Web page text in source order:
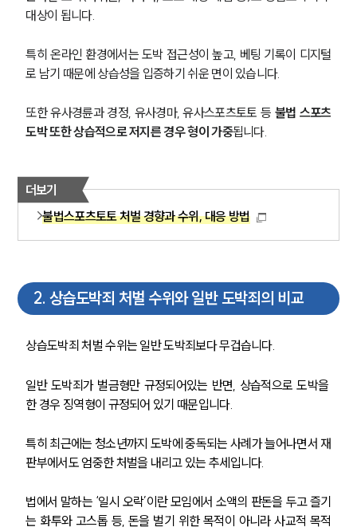
대상이 됩니다.
특히 온라인 환경에서는 도박 접근성이 높고, 베팅 기록이 디지털
로 남기 때문에 상습성을 입증하기 쉬운 면이 있습니다.
또한 유사경륜과 경정, 유사경마, 유사스포츠토토 등 불법 스포츠
도박 또한 상습적으로 저지른 경우 형이 가중됩니다.
더보기
불법스포츠토토 처벌 경향과 수위, 대응 방법
2. 상습도박죄 처벌 수위와 일반 도박죄의 비교
상습도박죄 처벌 수위는 일반 도박죄보다 무겁습니다.
일반 도박죄가 벌금형만 규정되어있는 반면, 상습적으로 도박을
한 경우 징역형이 규정되어 있기 때문입니다.
특히 최근에는 청소년까지 도박에 중독되는 사례가 늘어나면서 재
판부에서도 엄중한 처벌을 내리고 있는 추세입니다.
법에서 말하는 ‘일시 오락’이란 모임에서 소액의 판돈을 두고 즐기
는 화투와 고스톱 등, 돈을 벌기 위한 목적이 아니라 사교적 목적